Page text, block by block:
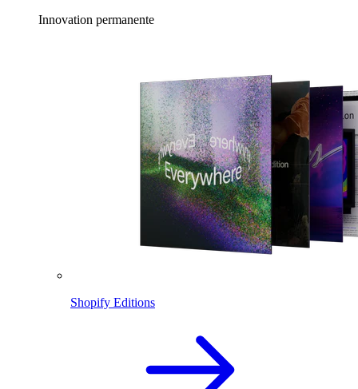
Innovation permanente
Shopify Editions